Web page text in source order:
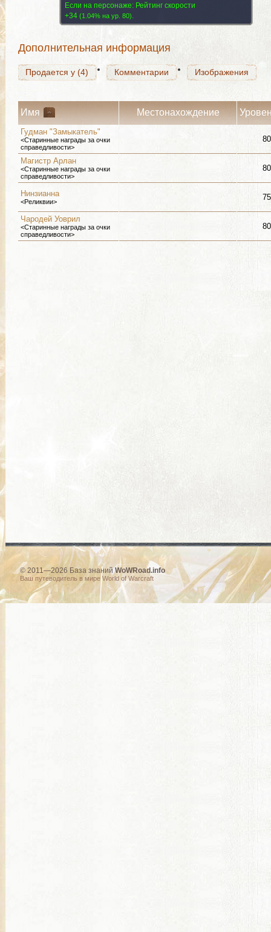
Если на персонаже: Рейтинг скорости
+34 (1.04% на yp. 80).
Дополнительная информация
Продается у (4) Комментарии Изображения
Продается у (4) Комментарии Изображения
Имя Местонахождение
Гудман "Замыкатель"
<Старинные награды за очки
справедливости>
80
Магистр Арлан
<Старинные награды за очки
справедливости>
80
Нинзианна
<Реликвии> 75
Чародей Уоврил
<Старинные награды за очки
справедливости>
80
© 2011—2026 База знанийWoWRoad.info
Ваш путеводитель в мире World of Warcraft